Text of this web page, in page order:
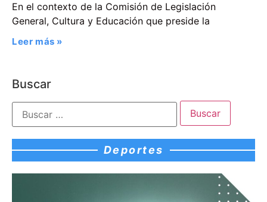
En el contexto de la Comisión de Legislación
General, Cultura y Educación que preside la
Leer más »
Buscar
Deportes